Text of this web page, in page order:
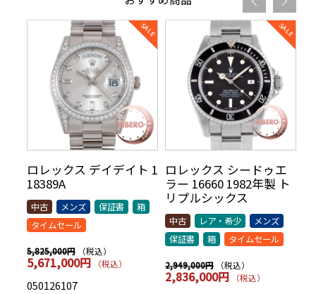
ロレックス デイデイト 1
18389A
中古 メンズ 保証書
箱
タイムセール
5,825,000円 （税込）
5,671,000円 （税込）
050126107
ロレックス シードゥエ
ラー 16660 1982年製 ト
リプルシックス
中古 レア・希少
メンズ
保証書
箱 タイムセール
2,949,000円 （税込）
2,836,000円 （税込）